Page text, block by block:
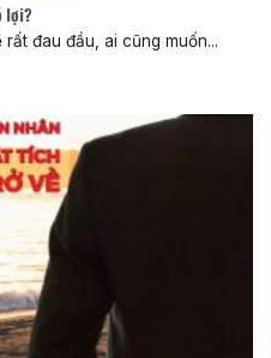
lợi?
đau đầu, ai cũng muốn...